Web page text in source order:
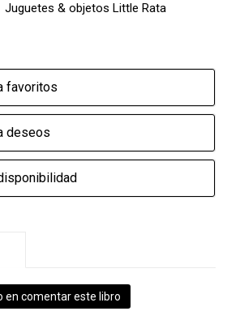
Juguetes & objetos Little Rata
favoritos
deseos
en comentar este libro